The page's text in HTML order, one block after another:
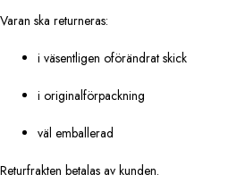
Varan ska returneras:
i väsentligen oförändrat skick
i originalförpackning
väl emballerad
Returfrakten betalas av kunden.